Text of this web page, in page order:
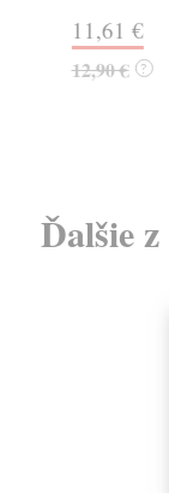
11,61 €
12,90 € ?
Ďalšie